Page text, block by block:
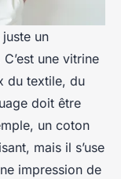
un
une vitrine
du textile, du
doit être
un coton
mais il s’use
impression de